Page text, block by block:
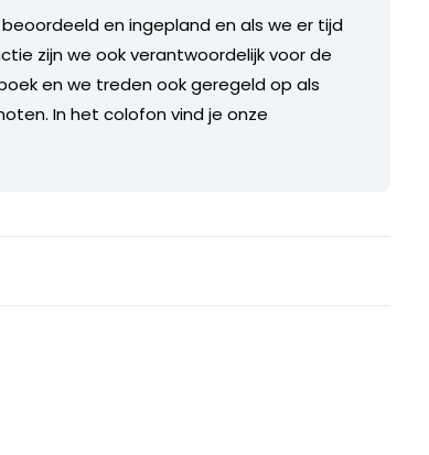
en ingepland en als we er tijd
zijn we ook verantwoordelijk voor de
en we treden ook geregeld op als
In het colofon vind je onze